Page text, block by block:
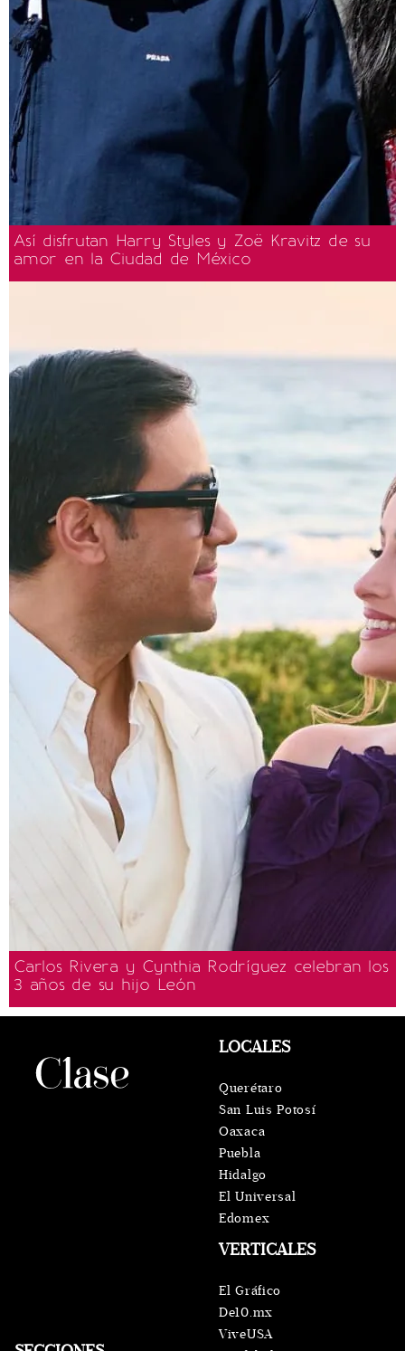
Así disfrutan Harry Styles y Zoë Kravitz de su
amor en la Ciudad de México
Carlos Rivera y Cynthia Rodríguez celebran los
3 años de su hijo León
VERTICALES
El Gráfico
De10.mx
ViveUSA
LOCALES
Querétaro
San Luis Potosí
Oaxaca
Puebla
Hidalgo
El Universal
Edomex